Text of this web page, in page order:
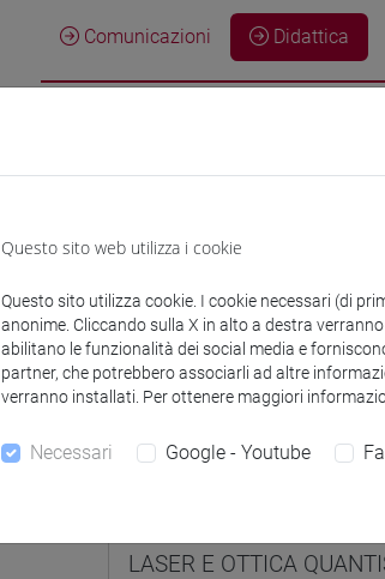
Comunicazioni Didattica
Didattica a.a. 2026/2027
INGEGNERIA FISICA
LASER E OTTICA
LASER E OTTICA
Questo sito web utilizza i cookie
Questo sito utilizza cookie. I cookie necessari (di
anonime. Cliccando sulla X in alto a destra
abilitano le funzionalità dei social media e
partner, che potrebbero associarli ad altre
verranno installati. Per ottenere maggiori
Necessari Google - Youtube